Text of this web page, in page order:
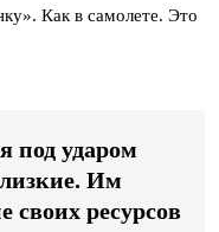
Как в самолете. Это
под ударом
Им
своих ресурсов